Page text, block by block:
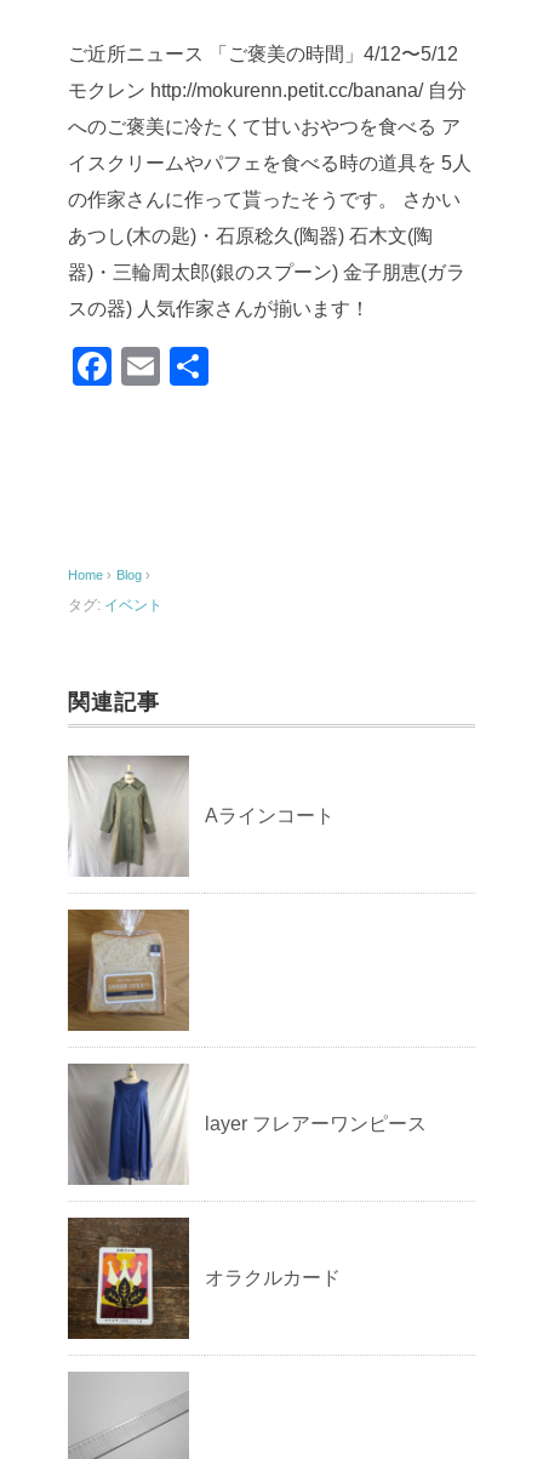
ご近所ニュース
「ご褒美の時間」4/12〜5/12
モクレン http://mokurenn.petit.cc/banana/自分
へのご褒美に冷たくて甘いおやつを食べる ア
イスクリームやパフェを食べる時の道具を 5人
の作家さんに作って貰ったそうです。
さかい
あつし(木の匙)・石原稔久(陶器) 石木文(陶
器)・三輪周太郎(銀のスプーン) 金子朋恵(ガラ
スの器) 人気作家さんが揃います！
F
o
o
E
Home › Blog ›
タグ: イベント
関連記事
Aラインコート
layer フレアーワンピース
オラクルカード